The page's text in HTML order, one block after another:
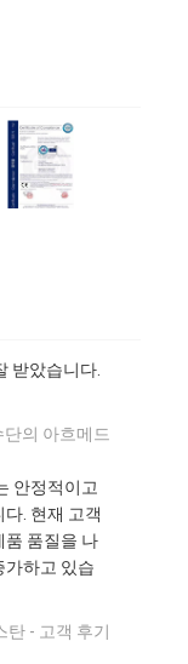
받았습니다.
의 아흐메드
안정적이고
. 현재 고객
품 품질을 나
가하고 있습
- 고객 후기